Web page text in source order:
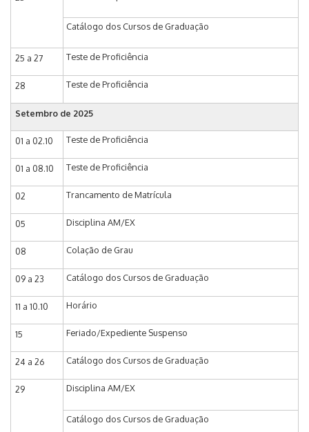
Catálogo dos Cursos de Graduação
25 a 27 Teste de Proficiência
28 Teste de Proficiência
Setembro de 2025
01 a 02.10 Teste de Proficiência
01 a 08.10 Teste de Proficiência
02 Trancamento de Matrícula
05 Disciplina AM/EX
08 Colação de Grau
09 a 23 Catálogo dos Cursos de Graduação
11 a 10.10 Horário
15 Feriado/Expediente Suspenso
24 a 26 Catálogo dos Cursos de Graduação
29 Disciplina AM/EX
Catálogo dos Cursos de Graduação